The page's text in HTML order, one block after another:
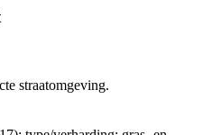
straatomgeving.